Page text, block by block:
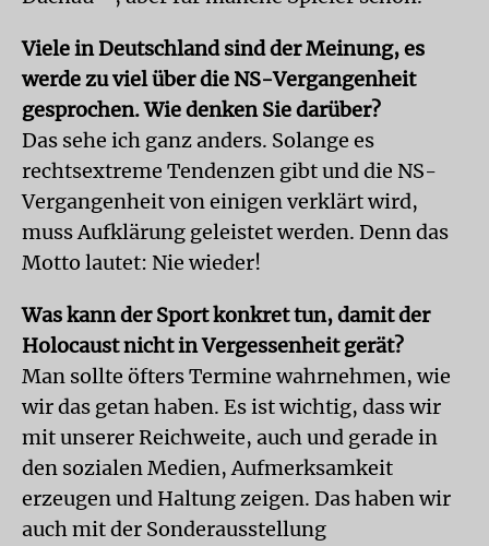
Viele in Deutschland sind der Meinung, es
werde zu viel über die NS-Vergangenheit
gesprochen. Wie denken Sie darüber?
Das sehe ich ganz anders. Solange es
rechtsextreme Tendenzen gibt und die NS-
Vergangenheit von einigen verklärt wird,
muss Aufklärung geleistet werden. Denn das
Motto lautet: Nie wieder!
Was kann der Sport konkret tun, damit der
Holocaust nicht in Vergessenheit gerät?
Man sollte öfters Termine wahrnehmen, wie
wir das getan haben. Es ist wichtig, dass wir
mit unserer Reichweite, auch und gerade in
den sozialen Medien, Aufmerksamkeit
erzeugen und Haltung zeigen. Das haben wir
auch mit der Sonderausstellung